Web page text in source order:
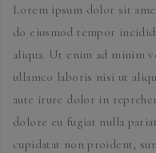
Lorem ipsum dolor sit
do eiusmod tempor
aliqua. Ut enim ad minim
ullamco laboris nisi ut
aute irure dolor in
dolore eu fugiat nulla
cupidatat non proident,